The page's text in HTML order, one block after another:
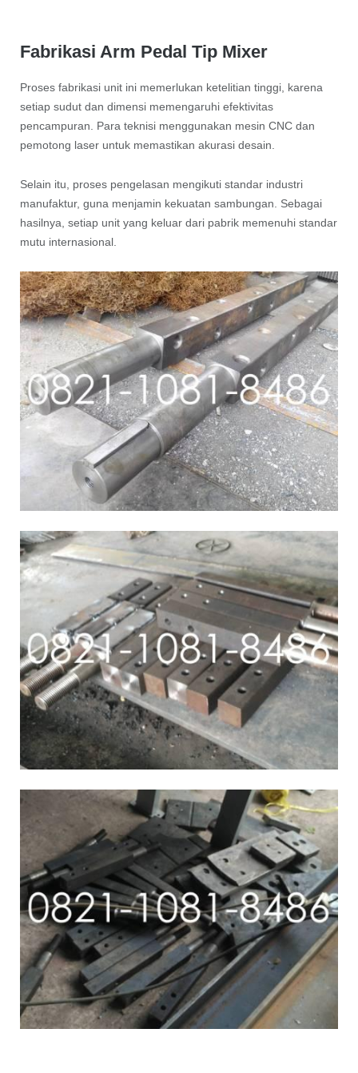
Fabrikasi Arm Pedal Tip Mixer
Proses fabrikasi unit ini memerlukan ketelitian tinggi, karena
setiap sudut dan dimensi memengaruhi efektivitas
pencampuran. Para teknisi menggunakan mesin CNC dan
pemotong laser untuk memastikan akurasi desain.
Selain itu, proses pengelasan mengikuti standar industri
manufaktur, guna menjamin kekuatan sambungan. Sebagai
hasilnya, setiap unit yang keluar dari pabrik memenuhi standar
mutu internasional.